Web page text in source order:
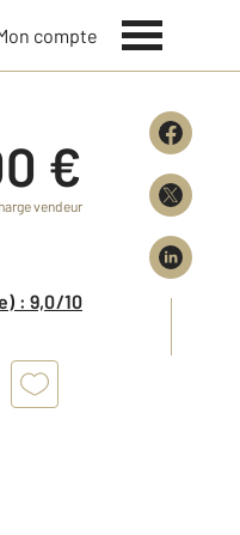
compte
€
vendeur
: 9,0/10